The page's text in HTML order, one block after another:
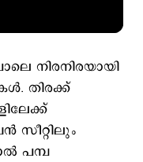
നിരനിരയായി
തിരക്ക്
സീറ്റിലും
പമ്പ